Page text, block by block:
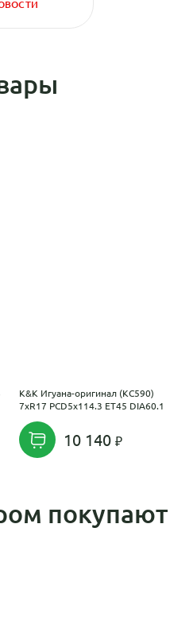
K&K Игуана-оригинал (КС590)
7xR17 PCD5x114.3 ET45 DIA60.1
10 140
покупают